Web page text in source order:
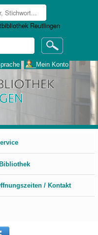
___Mein Konto
/ Kontakt